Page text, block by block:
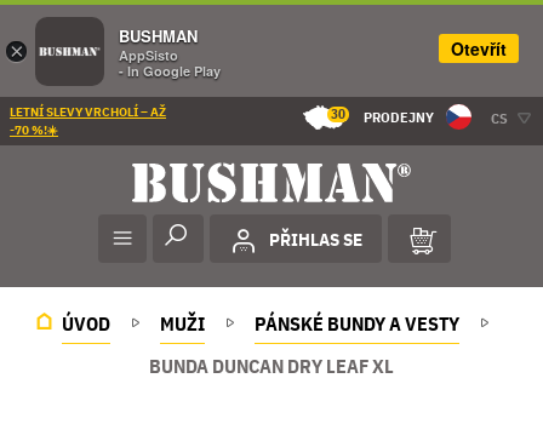
LETNÍ SLEVY VRCHOLÍ – AŽ
-70 %!☀️
30 PRODEJNY CS
PŘIHLAS SE
ÚVOD MUŽI
PÁNSKÉ BUNDY A VESTY
BUNDA DUNCAN DRY LEAF XL
×
BUSHMAN
AppSisto
- In Google Play
Otevřít